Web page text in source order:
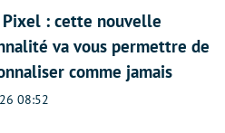
Pixel : cette nouvelle
va vous permettre de
comme jamais
08:52